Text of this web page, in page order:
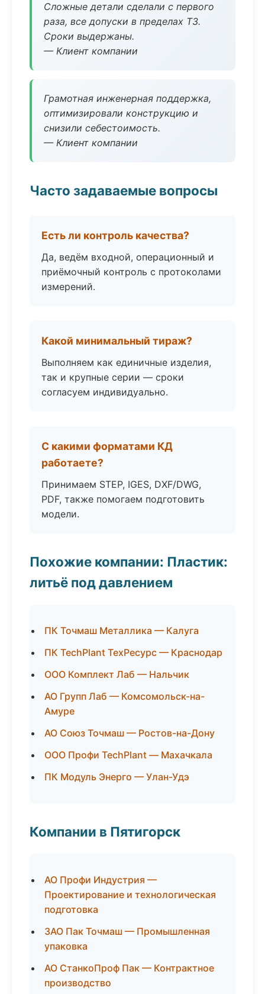
Сложные детали сделали с первого
раза, все допуски в пределах ТЗ.
Сроки выдержаны.
— Клиент компании
Грамотная инженерная поддержка,
оптимизировали конструкцию и
снизили себестоимость.
— Клиент компании
Часто задаваемые вопросы
Есть ли контроль качества?
Да, ведём входной, операционный и
приёмочный контроль с протоколами
измерений.
Какой минимальный тираж?
Выполняем как единичные изделия,
так и крупные серии — сроки
согласуем индивидуально.
С какими форматами КД
работаете?
Принимаем STEP, IGES, DXF/DWG,
PDF, также помогаем подготовить
модели.
Похожие компании: Пластик:
литьё под давлением
ПК Точмаш Металлика — Калуга
ПК TechPlant ТехРесурс — Краснодар
ООО Комплект Лаб — Нальчик
АО Групп Лаб — Комсомольск-на-
Амуре
АО Союз Точмаш — Ростов-на-Дону
ООО Профи TechPlant — Махачкала
ПК Модуль Энерго — Улан-Удэ
Компании в Пятигорск
АО Профи Индустрия —
Проектирование и технологическая
подготовка
ЗАО Пак Точмаш — Промышленная
упаковка
АО СтанкоПроф Пак — Контрактное
производство